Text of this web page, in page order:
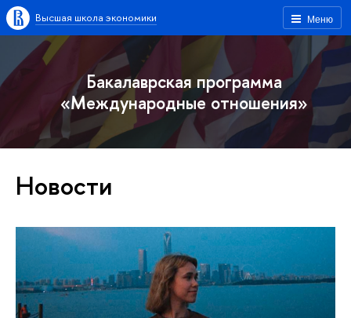
Меню
Высшая школа экономики
Бакалаврская программа
«Международные отношения»
Новости